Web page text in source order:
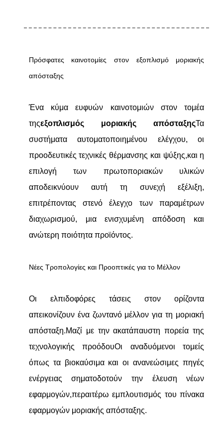
Πρόσφατες καινοτομίες στον εξοπλισμό μοριακής
απόσταξης
Ένα κύμα ευφυών καινοτομιών στον τομέα
τηςεξοπλισμός μοριακής απόσταξηςΤα
συστήματα αυτοματοποιημένου ελέγχου, οι
προοδευτικές τεχνικές θέρμανσης και ψύξης,και η
επιλογή των πρωτοποριακών υλικών
αποδεικνύουν αυτή τη συνεχή εξέλιξη,
επιτρέποντας στενό έλεγχο των παραμέτρων
διαχωρισμού, μια ενισχυμένη απόδοση και
ανώτερη ποιότητα προϊόντος.
Νέες Τροπολογίες και Προοπτικές για το Μέλλον
Οι ελπιδοφόρες τάσεις στον ορίζοντα
απεικονίζουν ένα ζωντανό μέλλον για τη μοριακή
απόσταξη.Μαζί με την ακατάπαυστη πορεία της
τεχνολογικής προόδουΟι αναδυόμενοι τομείς
όπως τα βιοκαύσιμα και οι ανανεώσιμες πηγές
ενέργειας σηματοδοτούν την έλευση νέων
εφαρμογών,περαιτέρω εμπλουτισμός του πίνακα
εφαρμογών μοριακής απόσταξης.